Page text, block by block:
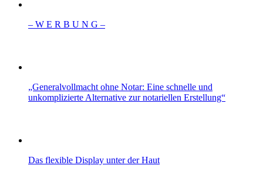
– W Ε R Β U Ν G –
„Generalvollmacht ohne Notar: Eine schnelle und
unkomplizierte Alternative zur notariellen Erstellung“
Das flexible Display unter der Haut